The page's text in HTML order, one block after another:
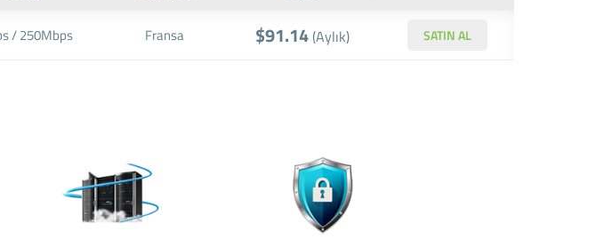
/ 250Mbps Fransa $91.14(Aylık) SATIN AL